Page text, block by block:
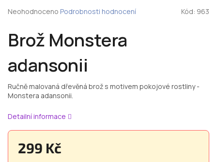
Brož Monstera
adansonii
Ručně malovaná dřevěná brož s motivem pokojové rostliny -
Monstera adansonii.
Detailní informace
299 Kč
Průměrné
je
0,0
5
Neohodnoceno Podrobnosti hodnocení Kód: 963